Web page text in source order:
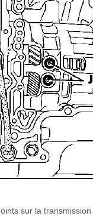
sur la